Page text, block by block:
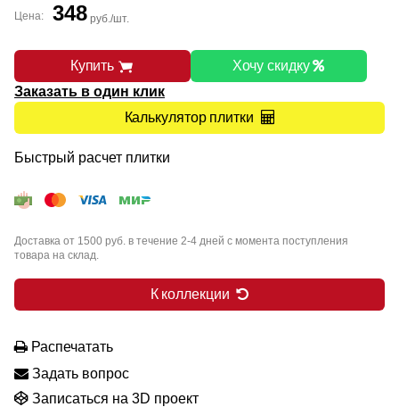
Цена: 348 руб./шт.
Купить
Заказать в один клик
Калькулятор плитки
Быстрый расчет плитки
Хочу скидку
Доставка от 1500 руб. в течение 2-4 дней с момента поступления
товара на склад.
К коллекции
Распечатать
Задать вопрос
Записаться на 3D проект